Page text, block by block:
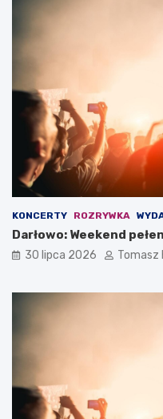
KONCERTY ROZRYWKA
Darłowo: Weekend
30 lipca 2026 Tomasz